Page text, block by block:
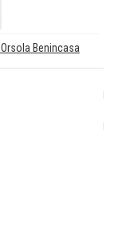
Benincasa